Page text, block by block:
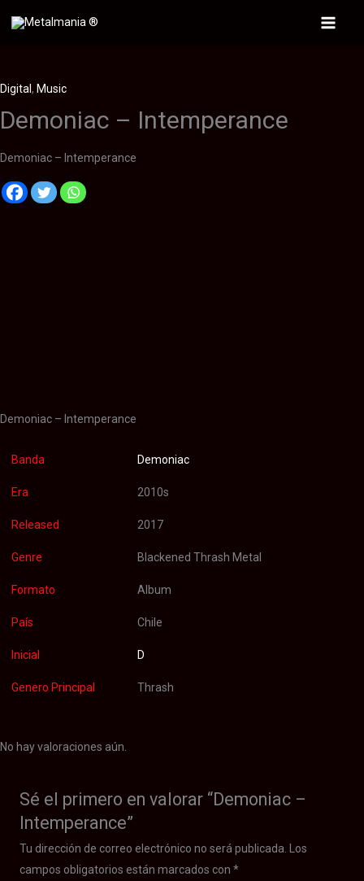
Main
Digital , Music
Demoniac – Intemperance
Demoniac – Intemperance
Demoniac – Intemperance
Banda Demoniac
Era 2010s
Released 2017
Genre Blackened Thrash Metal
Formato Album
País Chile
Inicial D
Genero Principal Thrash
No hay valoraciones aún.
Sé el primero en valorar “Demoniac –
Intemperance”
Tu dirección de correo electrónico no será publicada.
Los
campos obligatorios están marcados con*